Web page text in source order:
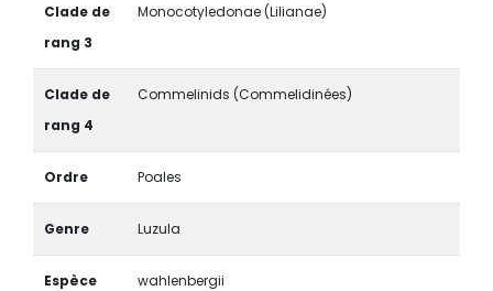
Clade de
rang 3
Monocotyledonae (Lilianae)
Clade de
rang 4
Commelinids (Commelidinées)
Ordre Poales
Genre Luzula
Espèce wahlenbergii